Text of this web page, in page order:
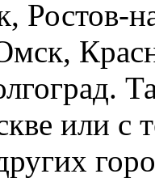
Ростов-
или с